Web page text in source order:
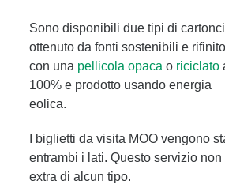
More Vintage Typewriters
Sono disponibili due tipi di
ottenuto da fonti sostenibili e rifinito
con una pellicola opaca o riciclato
100% e prodotto usando energia
eolica.
I biglietti da visita MOO vengono
entrambi i lati. Questo servizio non
extra di alcun tipo.